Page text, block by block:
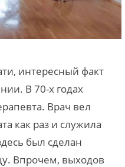
интересный факт
В 70-х годах
Врач вел
как раз и служила
был сделан
Впрочем, выходов